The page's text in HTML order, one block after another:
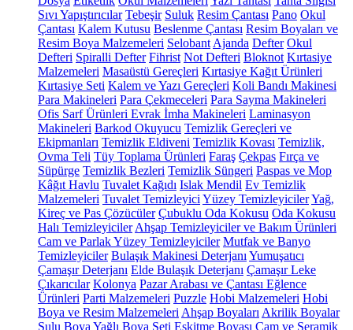
Sıvı Yapıştırıcılar Tebeşir Suluk Resim Çantası Pano Okul
Çantası Kalem Kutusu Beslenme Çantası Resim Boyaları ve
Resim Boya Malzemeleri Selobant Ajanda Defter Okul
Defteri Spiralli Defter Fihrist Not Defteri Bloknot Kırtasiye
Malzemeleri Masaüstü Gereçleri Kırtasiye Kağıt Ürünleri
Kırtasiye Seti Kalem ve Yazı Gereçleri Koli Bandı Makinesi
Para Makineleri Para Çekmeceleri Para Sayma Makineleri
Ofis Sarf Ürünleri Evrak İmha Makineleri Laminasyon
Makineleri Barkod Okuyucu Temizlik Gereçleri ve
Ekipmanları Temizlik Eldiveni Temizlik Kovası Temizlik,
Ovma Teli Tüy Toplama Ürünleri Faraş Çekpas Fırça ve
Süpürge Temizlik Bezleri Temizlik Süngeri Paspas ve Mop
Kâğıt Havlu Tuvalet Kağıdı Islak Mendil Ev Temizlik
Malzemeleri Tuvalet Temizleyici Yüzey TemizleyicilerYağ,
Kireç ve Pas Çözücüler Çubuklu Oda Kokusu Oda Kokusu
Halı Temizleyiciler Ahşap Temizleyiciler ve Bakım Ürünleri
Cam ve Parlak Yüzey Temizleyiciler Mutfak ve Banyo
Temizleyiciler Bulaşık Makinesi Deterjanı Yumuşatıcı
Çamaşır Deterjanı Elde Bulaşık Deterjanı Çamaşır Leke
Çıkarıcılar Kolonya Pazar Arabası ve Çantası Eğlence
Ürünleri Parti Malzemeleri Puzzle Hobi Malzemeleri Hobi
Boya ve Resim Malzemeleri Ahşap Boyaları Akrilik Boyalar
Sulu Boya Yağlı Boya Seti Eskitme Boyası Cam ve Seramik